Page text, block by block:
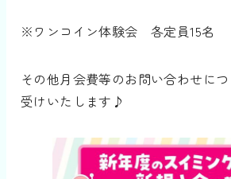
※ワンコイン体験会 各定員15名
その他月会費等のお問い合わせに
受けいたします♪